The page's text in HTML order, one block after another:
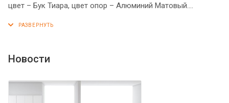
цвет – Бук Тиара, цвет опор – Алюминий Матовый.
Стол оснащен устойчивым и долговечным
оригинальным дизайном. Солидная и прочная столешница
Новости